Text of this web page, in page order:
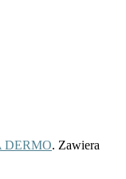
DERMO. Zawiera